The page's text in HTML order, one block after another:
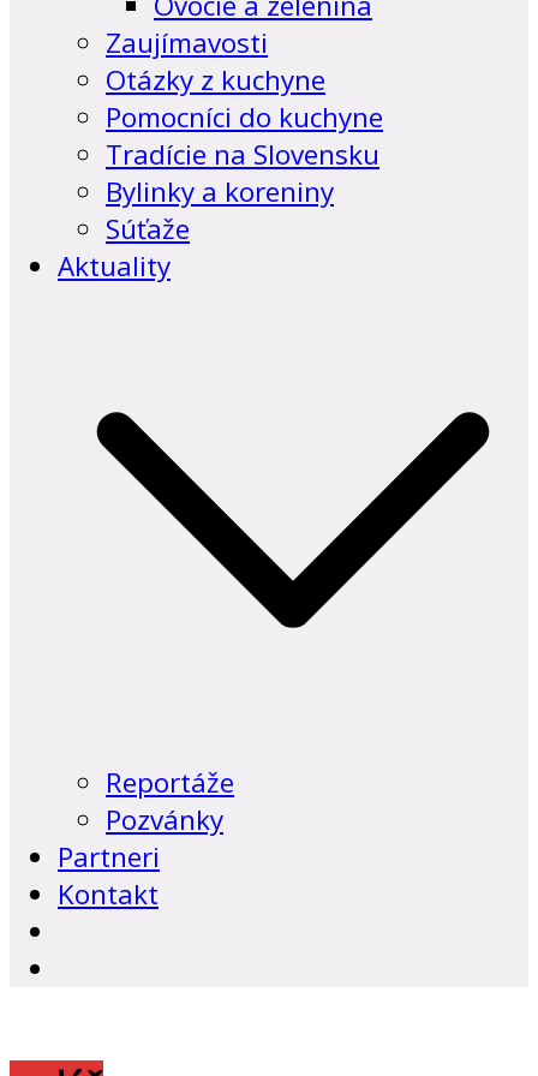
Zaujímavosti
Otázky z kuchyne
Pomocníci do kuchyne
Tradície na Slovensku
Bylinky a koreniny
Súťaže
Aktuality
Reportáže
Pozvánky
Partneri
Kontakt